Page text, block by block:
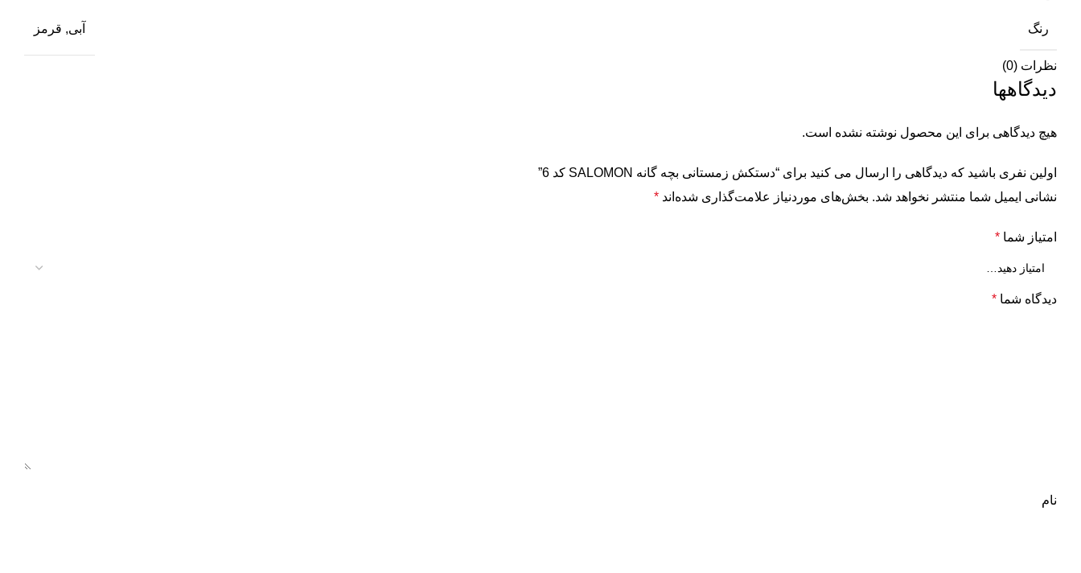
رنگ آبی, قرمز
نظرات (0)
دیدگاهها
هیچ دیدگاهی برای این محصول نوشته نشده است.
اولین نفری باشید که دیدگاهی را ارسال می کنید برای “دستکش زمستانی بچه گانه SALOMON کد 6”
نشانی ایمیل شما منتشر نخواهد شد. بخش‌های موردنیاز علامت‌گذاری شده‌اند *
امتیاز شما *
دیدگاه شما *
نام